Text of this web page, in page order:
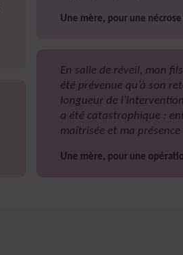
Une mère, pour une
En salle de réveil, mon
été prévenue qu’à son
longueur de
a été catastrophique :
maîtrisée et ma présence
Une mère, pour une